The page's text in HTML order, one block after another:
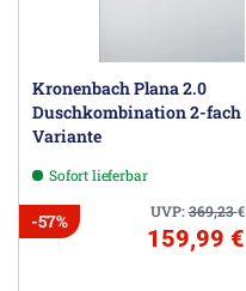
Kronenbach Plana 2.0
Duschkombination 2-fach
Variante
Sofort lieferbar
UVP:369,23€
-57%
159,99 €